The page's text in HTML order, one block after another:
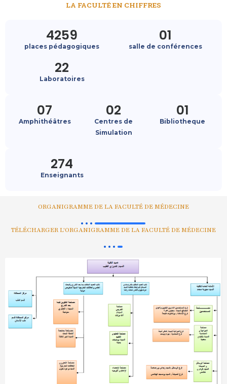
LA FACULTÉ EN CHIFFRES
4259
places pédagogiques
01
salle de conférences
22
Laboratoires
07
Amphithéâtres
02
Centres de
Simulation
01
Bibliotheque
274
Enseignants
ORGANIGRAMME DE LA FACULTÉ DE MÉDECINE
TÉLÉCHARGER L'ORGANIGRAMME DE LA FACULTÉ DE MÉDECINE